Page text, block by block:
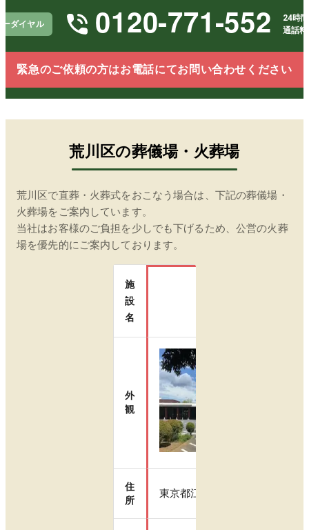
ーダイヤル 0120-771-552
24時
通話
緊急のご依頼の方はお電話にてお問い合わせください
荒川区の葬儀場・火葬場
荒川区で直葬・火葬式をおこなう場合は、下記の葬儀場・
火葬場をご案内しています。
当社はお客様のご負担を少しでも下げるため、公営の火葬
場を優先的にご案内しております。
施
設
名
外
観
住
所
東京都江戸川区春江町3-26-1